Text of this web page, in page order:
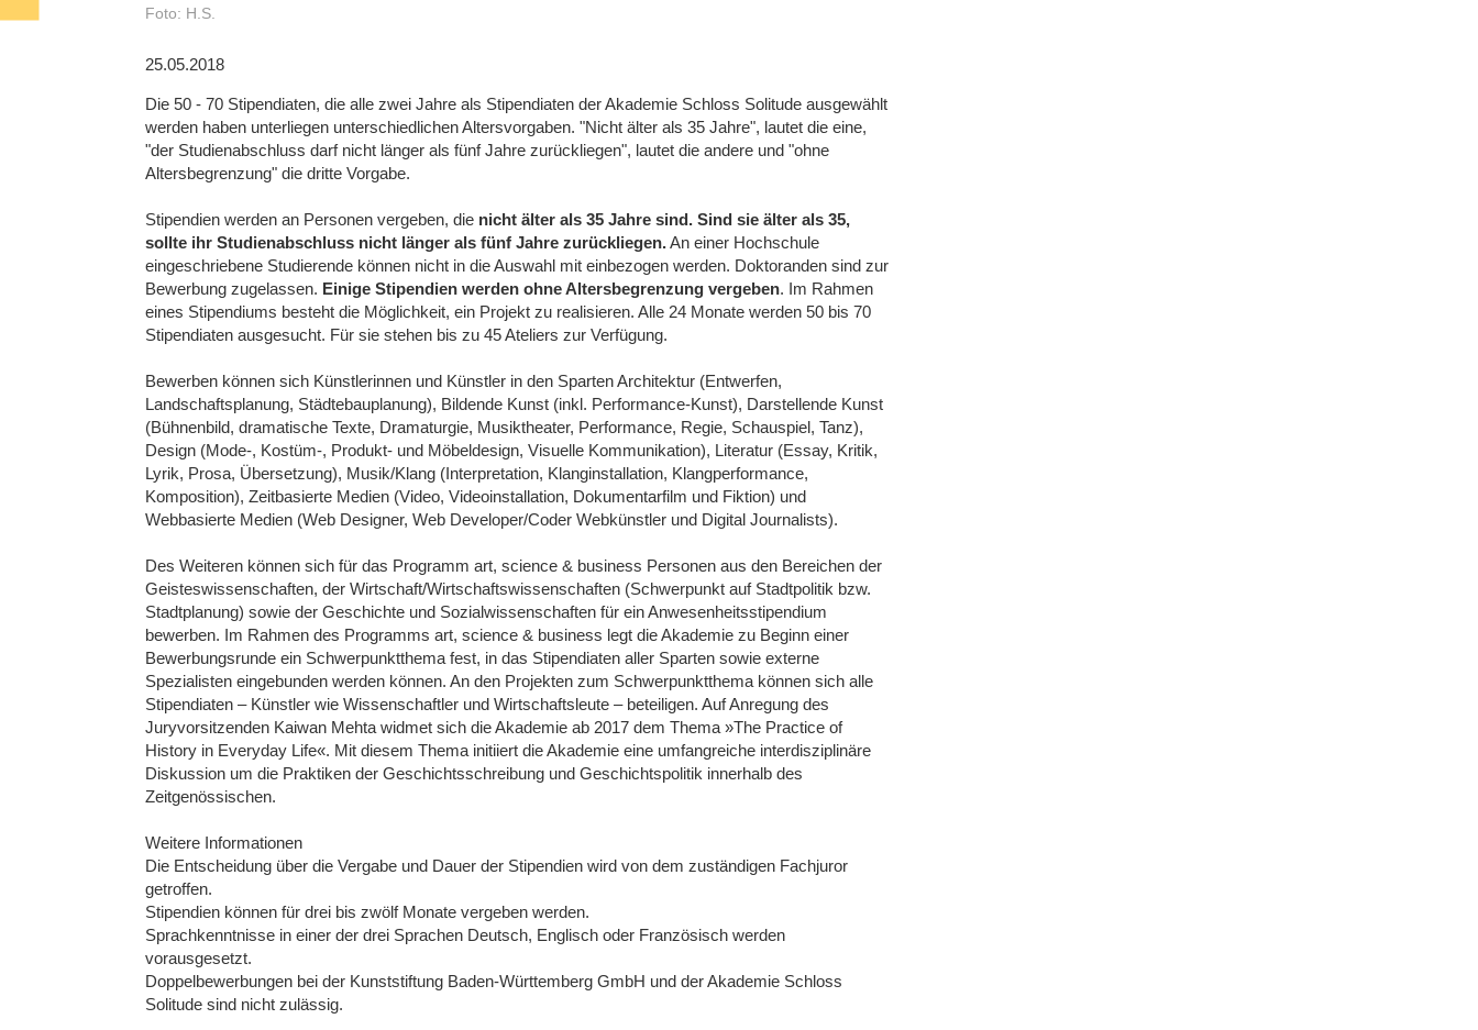
Foto: H.S.
25.05.2018
Die 50 - 70 Stipendiaten, die alle zwei Jahre als Stipendiaten der Akademie Schloss Solitude ausgewählt
werden haben unterliegen unterschiedlichen Altersvorgaben. "Nicht älter als 35 Jahre", lautet die eine,
"der Studienabschluss darf nicht länger als fünf Jahre zurückliegen", lautet die andere und "ohne
Altersbegrenzung" die dritte Vorgabe.
Stipendien werden an Personen vergeben, die nicht älter als 35 Jahre sind. Sind sie älter als 35,
sollte ihr Studienabschluss nicht länger als fünf Jahre zurückliegen.An einer Hochschule
eingeschriebene Studierende können nicht in die Auswahl mit einbezogen werden. Doktoranden sind zur
Bewerbung zugelassen. Einige Stipendien werden ohne Altersbegrenzung vergeben. Im Rahmen
eines Stipendiums besteht die Möglichkeit, ein Projekt zu realisieren. Alle 24 Monate werden 50 bis 70
Stipendiaten ausgesucht. Für sie stehen bis zu 45 Ateliers zur Verfügung.
Bewerben können sich Künstlerinnen und Künstler in den Sparten Architektur (Entwerfen,
Landschaftsplanung, Städtebauplanung), Bildende Kunst (inkl. Performance-Kunst), Darstellende Kunst
(Bühnenbild, dramatische Texte, Dramaturgie, Musiktheater, Performance, Regie, Schauspiel, Tanz),
Design (Mode-, Kostüm-, Produkt- und Möbeldesign, Visuelle Kommunikation), Literatur (Essay, Kritik,
Lyrik, Prosa, Übersetzung), Musik/Klang (Interpretation, Klanginstallation, Klangperformance,
Komposition), Zeitbasierte Medien (Video, Videoinstallation, Dokumentarfilm und Fiktion) und
Webbasierte Medien (Web Designer, Web Developer/Coder Webkünstler und Digital Journalists).
Des Weiteren können sich für das Programm art, science & business Personen aus den Bereichen der
Geisteswissenschaften, der Wirtschaft/Wirtschaftswissenschaften (Schwerpunkt auf Stadtpolitik bzw.
Stadtplanung) sowie der Geschichte und Sozialwissenschaften für ein Anwesenheitsstipendium
bewerben. Im Rahmen des Programms art, science & business legt die Akademie zu Beginn einer
Bewerbungsrunde ein Schwerpunktthema fest, in das Stipendiaten aller Sparten sowie externe
Spezialisten eingebunden werden können. An den Projekten zum Schwerpunktthema können sich alle
Stipendiaten – Künstler wie Wissenschaftler und Wirtschaftsleute – beteiligen. Auf Anregung des
Juryvorsitzenden Kaiwan Mehta widmet sich die Akademie ab 2017 dem Thema »The Practice of
History in Everyday Life«. Mit diesem Thema initiiert die Akademie eine umfangreiche interdisziplinäre
Diskussion um die Praktiken der Geschichtsschreibung und Geschichtspolitik innerhalb des
Zeitgenössischen.
Weitere Informationen
Die Entscheidung über die Vergabe und Dauer der Stipendien wird von dem zuständigen Fachjuror
getroffen.
Stipendien können für drei bis zwölf Monate vergeben werden.
Sprachkenntnisse in einer der drei Sprachen Deutsch, Englisch oder Französisch werden
vorausgesetzt.
Doppelbewerbungen bei der Kunststiftung Baden-Württemberg GmbH und der Akademie Schloss
Solitude sind nicht zulässig.